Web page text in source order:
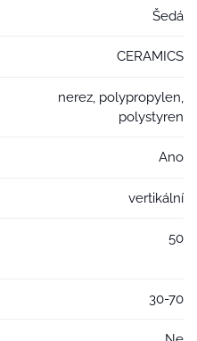
Šedá
CERAMICS
nerez, polypropylen,
polystyren
Ano
vertikální
50
30-70